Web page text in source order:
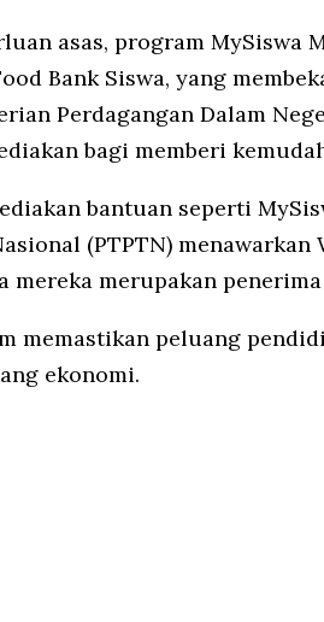
asas, program MySiswa
Bank Siswa, yang
Perdagangan Dalam
bagi memberi
bantuan seperti
(PTPTN) menawarkan
mereka merupakan
memastikan peluang
ekonomi.